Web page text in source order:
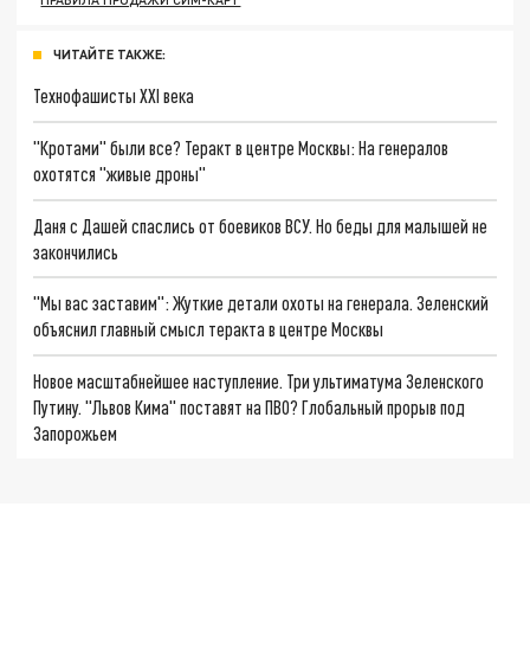
ЧИТАЙТЕ ТАКЖЕ:
Технофашисты XXI века
"Кротами" были все? Теракт в центре Москвы: На генералов
охотятся "живые дроны"
Даня с Дашей спаслись от боевиков ВСУ. Но беды для малышей не
закончились
"Мы вас заставим": Жуткие детали охоты на генерала. Зеленский
объяснил главный смысл теракта в центре Москвы
Новое масштабнейшее наступление. Три ультиматума Зеленского
Путину. "Львов Кима" поставят на ПВО? Глобальный прорыв под
Запорожьем